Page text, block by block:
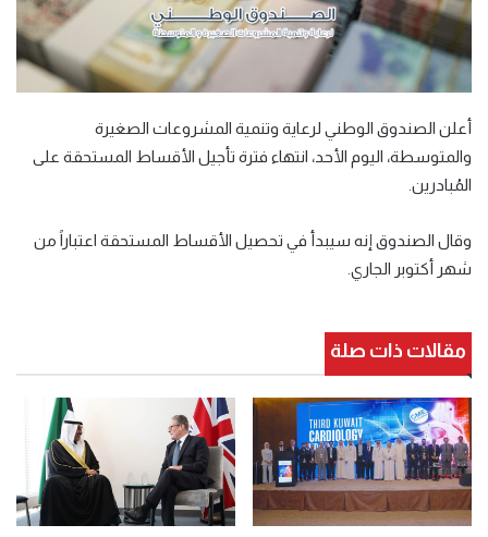
أعلن الصندوق الوطني لرعاية وتنمية المشروعات الصغيرة
والمتوسطة، اليوم الأحد، انتهاء فترة تأجيل الأقساط المستحقة على
المُبادرين.
وقال الصندوق إنه سيبدأ في تحصيل الأقساط المستحقة اعتباراً من
شهر أكتوبر الجاري.
مقالات ذات صلة